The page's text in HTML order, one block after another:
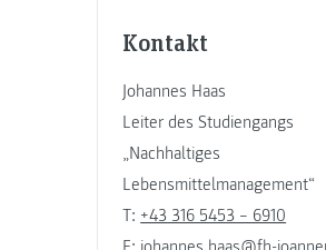
Kontakt
Johannes Haas
Leiter des Studiengangs
„Nachhaltiges
Lebensmittelmanagement“
T: +43 316 5453 – 6910